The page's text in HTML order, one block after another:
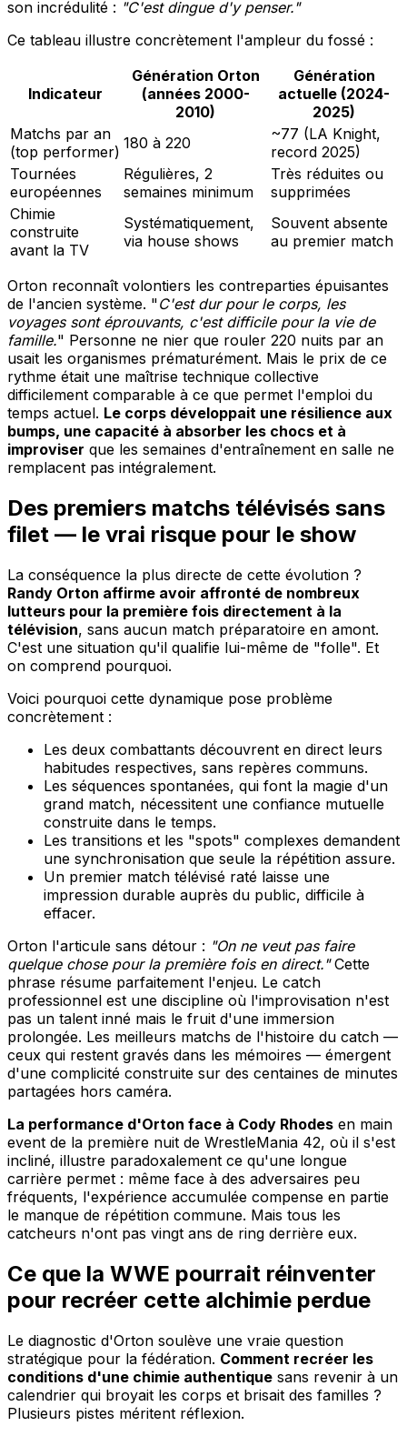
son incrédulité : "C'est dingue d'y penser."
Ce tableau illustre concrètement l'ampleur du fossé :
Indicateur
Génération Orton
(années 2000-
2010)
Génération
actuelle (2024-
2025)
Matchs par an
(top performer) 180 à 220
~77 (LA Knight,
record 2025)
Tournées
européennes
Régulières, 2
semaines minimum
Très réduites ou
supprimées
Chimie
construite
avant la TV
Systématiquement,
via house shows
Souvent absente
au premier match
Orton reconnaît volontiers les contreparties épuisantes
de l'ancien système. "C'est dur pour le corps, les
voyages sont éprouvants, c'est difficile pour la vie de
famille." Personne ne nier que rouler 220 nuits par an
usait les organismes prématurément. Mais le prix de ce
rythme était une maîtrise technique collective
difficilement comparable à ce que permet l'emploi du
temps actuel. Le corps développait une résilience aux
bumps, une capacité à absorber les chocs et à
improviser que les semaines d'entraînement en salle ne
remplacent pas intégralement.
Des premiers matchs télévisés sans
filet — le vrai risque pour le show
La conséquence la plus directe de cette évolution ?
Randy Orton affirme avoir affronté de nombreux
lutteurs pour la première fois directement à la
télévision, sans aucun match préparatoire en amont.
C'est une situation qu'il qualifie lui-même de "folle". Et
on comprend pourquoi.
Voici pourquoi cette dynamique pose problème
concrètement :
Les deux combattants découvrent en direct leurs
habitudes respectives, sans repères communs.
Les séquences spontanées, qui font la magie d'un
grand match, nécessitent une confiance mutuelle
construite dans le temps.
Les transitions et les "spots" complexes demandent
une synchronisation que seule la répétition assure.
Un premier match télévisé raté laisse une
impression durable auprès du public, difficile à
effacer.
Orton l'articule sans détour : "On ne veut pas faire
quelque chose pour la première fois en direct."Cette
phrase résume parfaitement l'enjeu. Le catch
professionnel est une discipline où l'improvisation n'est
pas un talent inné mais le fruit d'une immersion
prolongée. Les meilleurs matchs de l'histoire du catch —
ceux qui restent gravés dans les mémoires — émergent
d'une complicité construite sur des centaines de minutes
partagées hors caméra.
La performance d'Orton face à Cody Rhodes en main
event de la première nuit de WrestleMania 42, où il s'est
incliné, illustre paradoxalement ce qu'une longue
carrière permet : même face à des adversaires peu
fréquents, l'expérience accumulée compense en partie
le manque de répétition commune. Mais tous les
catcheurs n'ont pas vingt ans de ring derrière eux.
Ce que la WWE pourrait réinventer
pour recréer cette alchimie perdue
Le diagnostic d'Orton soulève une vraie question
stratégique pour la fédération. Comment recréer les
conditions d'une chimie authentique sans revenir à un
calendrier qui broyait les corps et brisait des familles ?
Plusieurs pistes méritent réflexion.